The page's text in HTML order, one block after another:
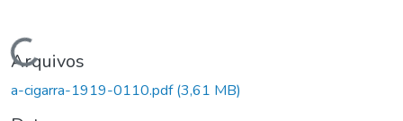
Carregando...
Arquivos
a-cigarra-1919-0110.pdf(3,61 MB)